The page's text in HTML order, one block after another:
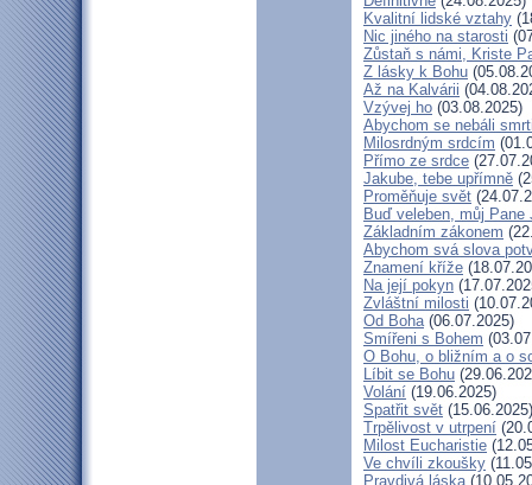
Kvalitní lidské vztahy
Nic jiného na starosti
Zůstaň s námi, Kriste
Z lásky k Bohu
Až na Kalvárii
Vzývej ho (03.08.2025)
Abychom se nebáli
Milosrdným srdcím
Přímo ze srdce
Jakube, tebe upřímně
Proměňuje svět
Buď veleben, můj
Základním zákonem
Abychom svá slova
Znamení kříže
Na její pokyn
Zvláštní milosti
Od Boha(06.07.2025)
Smířeni s Bohem
O Bohu, o bližním a o
Líbit se Bohu
Volání (19.06.2025)
Spatřit svět (15.06.2025)
Trpělivost v utrpení
Milost Eucharistie
Ve chvíli zkoušky
Pravdivá láska